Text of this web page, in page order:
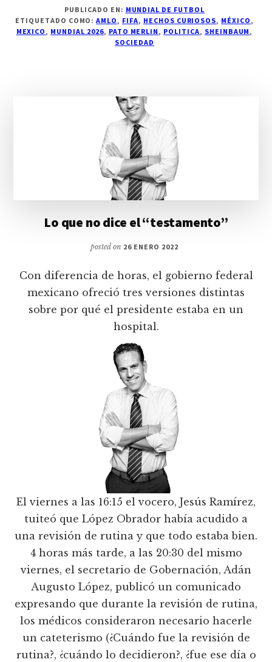
PUBLICADO EN: MUNDIAL DE FUTBOL
ETIQUETADO COMO:AMLO , FIFA, HECHOS CURIOSOS, MÉXICO ,
MEXICO , MUNDIAL 2026, PATO MERLIN , POLITICA, SHEINBAUM ,
SOCIEDAD
Lo que no dice el “testamento”
posted on 26 ENERO 2022
Con diferencia de horas, el gobierno federal
mexicano ofreció tres versiones distintas
sobre por qué el presidente estaba en un
hospital.
El viernes a las 16:15 el vocero, Jesús Ramírez,
tuiteó que López Obrador había acudido a
una revisión de rutina y que todo estaba bien.
4 horas más tarde, a las 20:30 del mismo
viernes, el secretario de Gobernación, Adán
Augusto López, publicó un comunicado
expresando que durante la revisión de rutina,
los médicos consideraron necesario hacerle
un cateterismo (¿Cuándo fue la revisión de
rutina?, ¿cuándo lo decidieron?, ¿fue ese día o